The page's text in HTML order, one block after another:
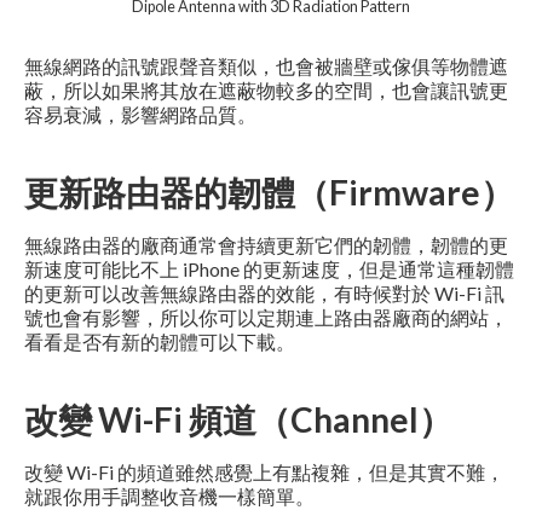
Dipole Antenna with 3D Radiation Pattern
無線網路的訊號跟聲音類似，也會被牆壁或傢俱等物體遮
蔽，所以如果將其放在遮蔽物較多的空間，也會讓訊號更
容易衰減，影響網路品質。
更新路由器的韌體（Firmware）
無線路由器的廠商通常會持續更新它們的韌體，韌體的更
新速度可能比不上 iPhone 的更新速度，但是通常這種韌體
的更新可以改善無線路由器的效能，有時候對於 Wi-Fi 訊
號也會有影響，所以你可以定期連上路由器廠商的網站，
看看是否有新的韌體可以下載。
改變 Wi-Fi 頻道（Channel）
改變 Wi-Fi 的頻道雖然感覺上有點複雜，但是其實不難，
就跟你用手調整收音機一樣簡單。